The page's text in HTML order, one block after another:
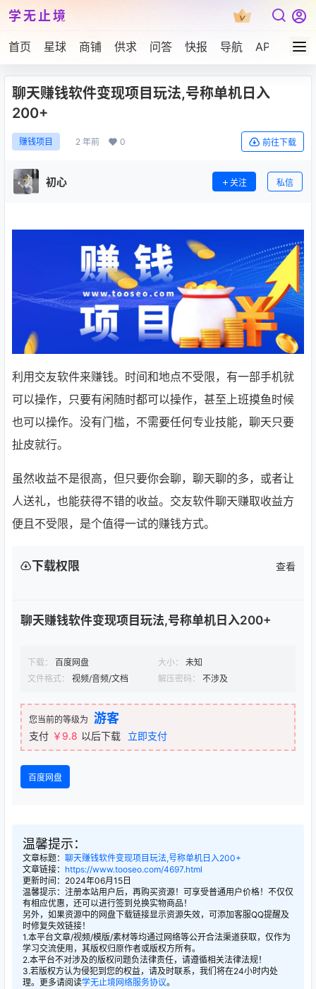
学无止境
首页 星球 商铺 供求 问答 快报 导航 APP下载
聊天赚钱软件变现项目玩法,号称单机日入
200+
赚钱项目 2 年前 0 前往下载
初心 关注 私信
利用交友软件来赚钱。时间和地点不受限，有一部手机就
可以操作，只要有闲随时都可以操作，甚至上班摸鱼时候
也可以操作。没有门槛，不需要任何专业技能，聊天只要
扯皮就行。
虽然收益不是很高，但只要你会聊，聊天聊的多，或者让
人送礼，也能获得不错的收益。交友软件聊天赚取收益方
便且不受限，是个值得一试的赚钱方式。
下载权限 查看
聊天赚钱软件变现项目玩法,号称单机日入200+
下载： 百度网盘 大小：
未知
文件格式：
视频/音频/文档 解压密码： 不涉及
您当前的等级为 游客
支付 ￥9.8 以后下载 立即支付
百度网盘
温馨提示：
文章标题： 聊天赚钱软件变现项目玩法,号称单机日入200+
文章链接： https://www.tooseo.com/4697.html
更新时间：2024年06月15日
温馨提示：注册本站用户后，再购买资源！可享受普通用户价格！不仅仅
有相应优惠，还可以进行签到兑换实物商品！
另外，如果资源中的网盘下载链接显示资源失效，可添加客服QQ提醒及
时修复失效链接！
1.本平台文章/视频/模版/素材等均通过网络等公开合法渠道获取，仅作为
学习交流使用，其版权归原作者或版权方所有。
2.本平台不对涉及的版权问题负法律责任，请遵循相关法律法规！
3.若版权方认为侵犯到您的权益，请及时联系，我们将在24小时内处
理。更多请阅读学无止境网络服务协议。